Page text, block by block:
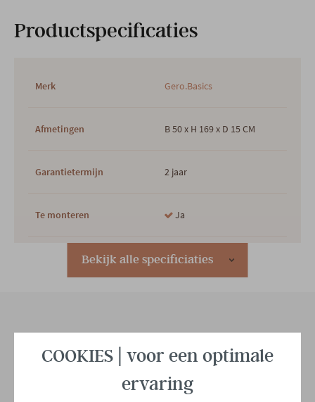
Productspecificaties
Bekijk alle specificiaties
Merk Gero.Basics
Afmetingen B 50 x H 169 x D 15 CM
Garantietermijn 2 jaar
Te monteren Ja
Hoofdkleur Grijs
Woonstijl
Jong wonen
2500 Lier
COOKIES | voor een optimale
ervaring